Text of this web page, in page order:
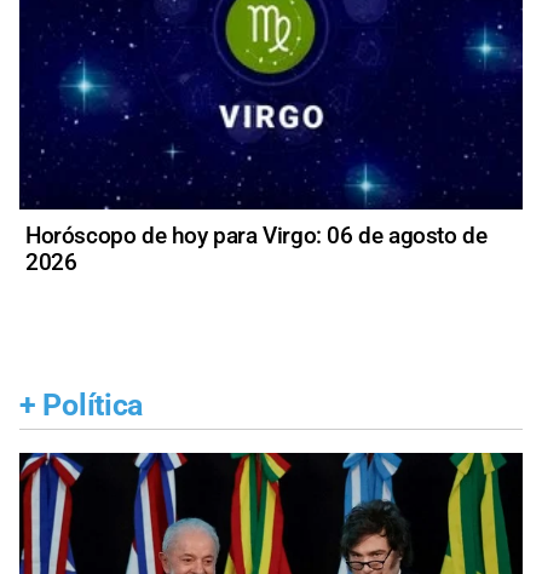
Horóscopo de hoy para Virgo: 06 de agosto de
2026
+ Política